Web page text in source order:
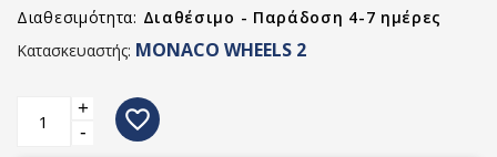
Διαθεσιμότητα: Διαθέσιμο - Παράδοση 4-7 ημέρες
Κατασκευαστής: MONACO WHEELS 2
+
-
favorite_border